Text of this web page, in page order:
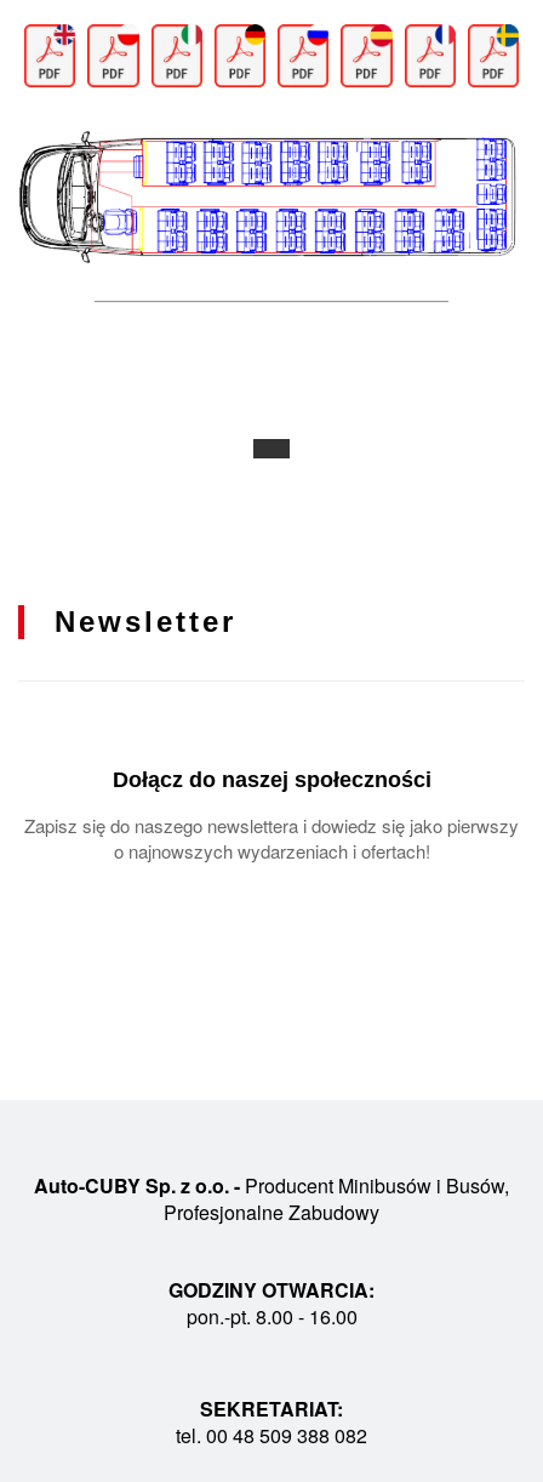
Newsletter
Dołącz do naszej społeczności
Zapisz się do naszego newslettera i dowiedz się jako pierwszy
o najnowszych wydarzeniach i ofertach!
Auto-CUBY Sp. z o.o. - Producent Minibusów i Busów,
Profesjonalne Zabudowy
GODZINY OTWARCIA:
pon.-pt. 8.00 - 16.00
SEKRETARIAT:
tel. 00 48 509 388 082